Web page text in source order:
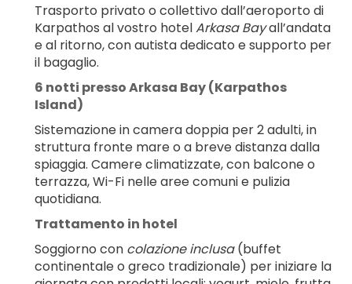
Trasporto privato o collettivo dall’aeroporto di
Karpathos al vostro hotel Arkasa Bay all’andata
e al ritorno, con autista dedicato e supporto per
il bagaglio.
6 notti presso Arkasa Bay (Karpathos
Island)
Sistemazione in camera doppia per 2 adulti, in
struttura fronte mare o a breve distanza dalla
spiaggia. Camere climatizzate, con balcone o
terrazza, Wi-Fi nelle aree comuni e pulizia
quotidiana.
Trattamento in hotel
Soggiorno con colazione inclusa (buffet
continentale o greco tradizionale) per iniziare la